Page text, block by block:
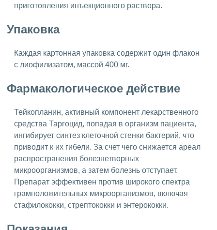
приготовления инъекционного раствора.
Упаковка
Каждая картонная упаковка содержит один флакон
с лиофилизатом, массой 400 мг.
Фармакологическое действие
Тейкопланин, активный компонент лекарственного
средства Таргоцид, попадая в организм пациента,
ингибирует синтез клеточной стенки бактерий, что
приводит к их гибели. За счет чего снижается ареал
распространения болезнетворных
микроорганизмов, а затем болезнь отступает.
Препарат эффективен против широкого спектра
грамположительных микроорганизмов, включая
стафилококки, стрептококки и энтерококки.